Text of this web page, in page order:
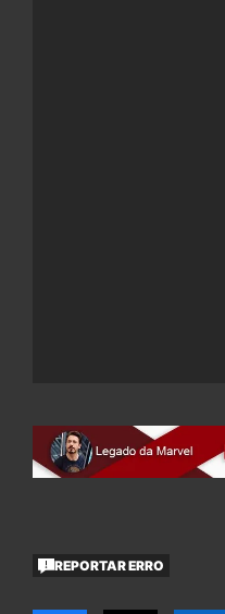
REPORTAR ERRO